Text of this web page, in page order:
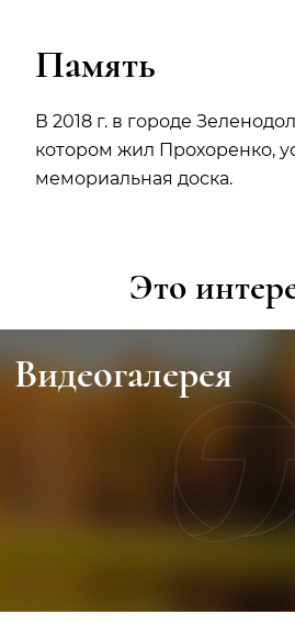
Память
В 2018 г. в городе
котором жил Прохоренко,
мемориальная доска.
Это
Видеогалерея